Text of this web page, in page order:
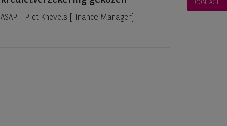
ASAP - Piet Knevels [Finance Manager]
CONTACT